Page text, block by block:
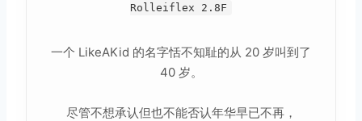
Rolleiflex 2.8F
一个 LikeAKid 的名字恬不知耻的从 20 岁叫到了
40 岁。
尽管不想承认但也不能否认年华早已不再，